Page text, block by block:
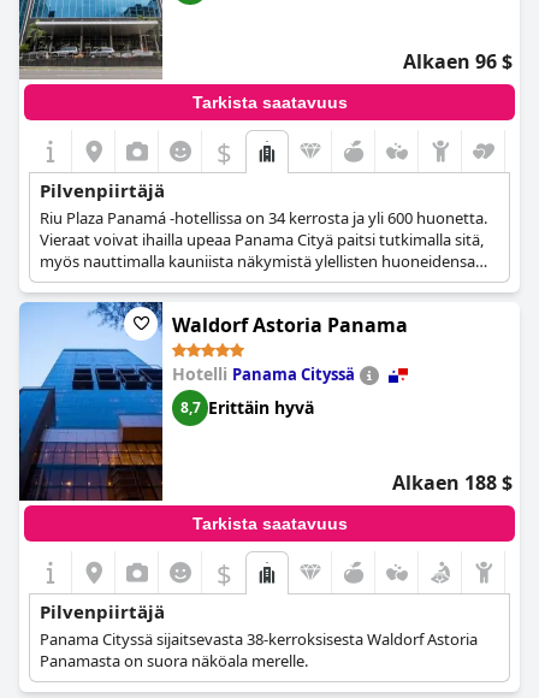
Alkaen 96 $
Tarkista saatavuus
$
Pilvenpiirtäjä
Riu Plaza Panamá -hotellissa on 34 kerrosta ja yli 600 huonetta.
Vieraat voivat ihailla upeaa Panama Cityä paitsi tutkimalla sitä,
myös nauttimalla kauniista näkymistä ylellisten huoneidensa
mukavuudesta.
Waldorf Astoria Panama
Hotelli Panama Cityssä
8,7 Erittäin hyvä
Alkaen 188 $
Tarkista saatavuus
$
Pilvenpiirtäjä
Panama Cityssä sijaitsevasta 38-kerroksisesta Waldorf Astoria
Panamasta on suora näköala merelle.